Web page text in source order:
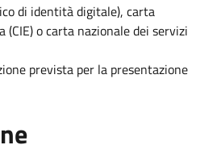
di identità digitale), carta
(CIE) o carta nazionale dei servizi
prevista per la presentazione